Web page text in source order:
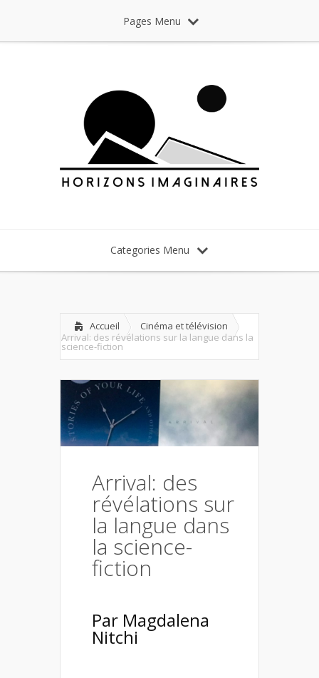
Pages Menu
Categories Menu
Accueil
Cinéma et télévision
Arrival: des révélations sur la langue dans la
science-fiction
Arrival: des
révélations sur
la langue dans
la science-
fiction
Par Magdalena
Nitchi